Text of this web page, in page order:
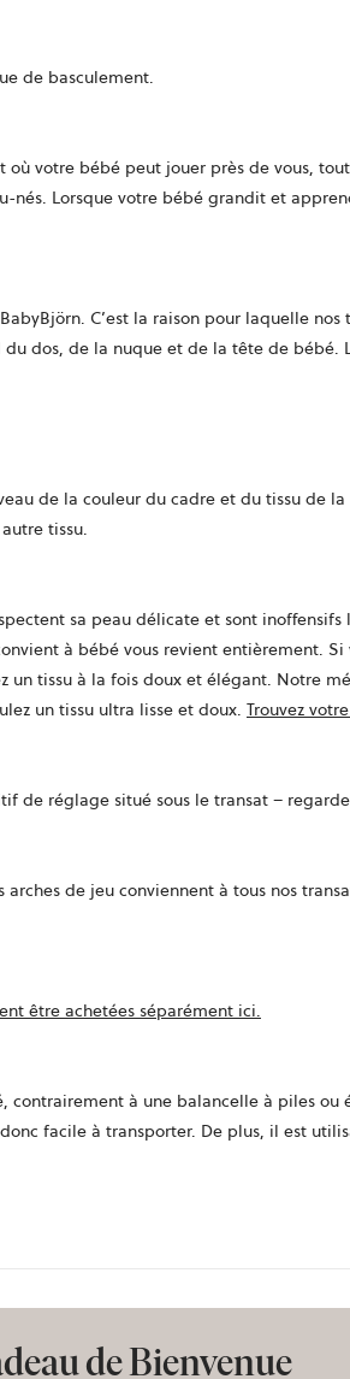
de basculement.
votre bébé peut jouer près de vous,
Lorsque votre bébé grandit et
C’est la raison pour laquelle
dos, de la nuque et de la tête de
de la couleur du cadre et du tissu de
tissu.
sa peau délicate et sont inoffensifs
à bébé vous revient entièrement.
un tissu à la fois doux et élégant. Notre
un tissu ultra lisse et doux. Trouvez
de réglage situé sous le transat –
de jeu conviennent à tous nos
être achetées séparément ici.
à une balancelle à piles
facile à transporter. De plus, il est
de Bienvenue